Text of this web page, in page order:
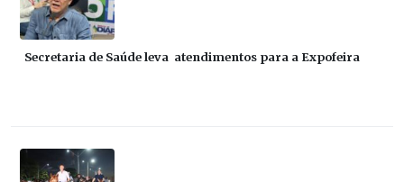
Secretaria de Saúde leva atendimentos para a Expofeira